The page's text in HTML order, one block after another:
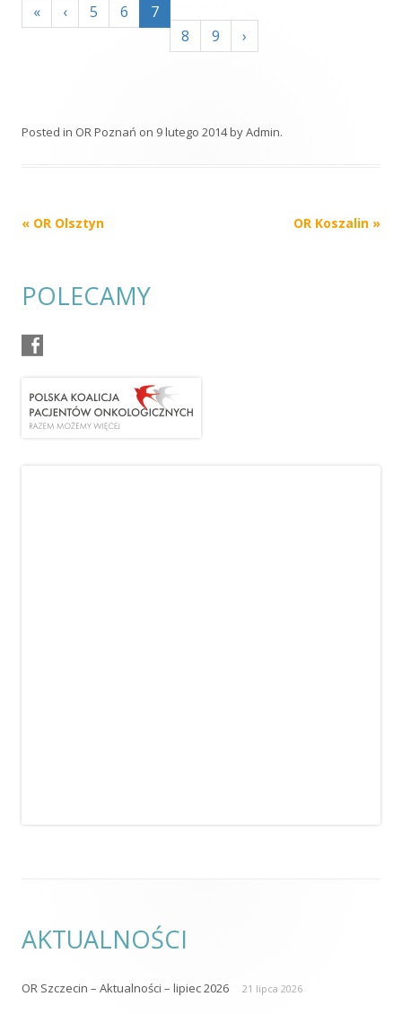
« ‹ 5 6
7
8
9 ›
Posted in OR Poznań on 9 lutego 2014byAdmin.
Post
« OR Olsztyn OR Koszalin »
POLECAMY